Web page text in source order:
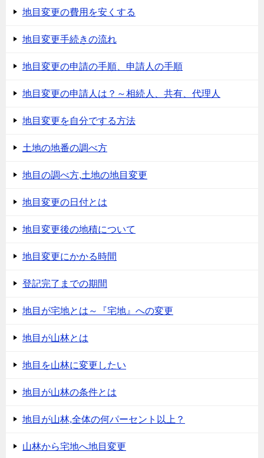
地目変更の費用を安くする
地目変更手続きの流れ
地目変更の申請の手順、申請人の手順
地目変更の申請人は？～相続人、共有、代理人
地目変更を自分でする方法
土地の地番の調べ方
地目の調べ方,土地の地目変更
地目変更の日付とは
地目変更後の地積について
地目変更にかかる時間
登記完了までの期間
地目が宅地とは～『宅地』への変更
地目が山林とは
地目を山林に変更したい
地目が山林の条件とは
地目が山林,全体の何パーセント以上？
山林から宅地へ地目変更